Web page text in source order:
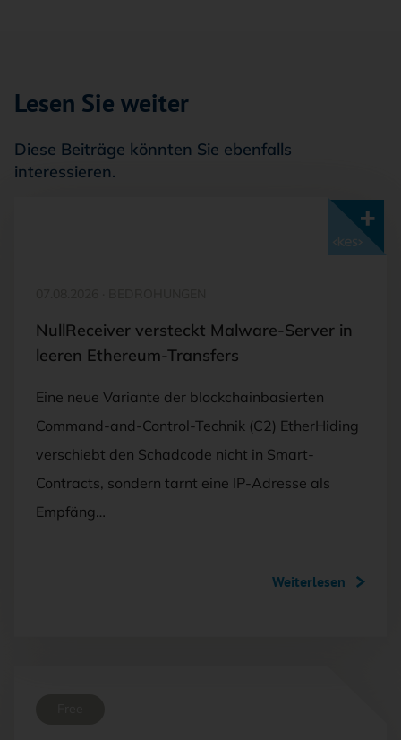
Lesen Sie weiter
Diese Beiträge könnten Sie ebenfalls
interessieren.
NullReceiver versteckt Malware-Server in
leeren Ethereum-Transfers
Eine neue Variante der blockchainbasierten
Command-and-Control-Technik (C2) EtherHiding
verschiebt den Schadcode nicht in Smart-
Contracts, sondern tarnt eine IP-Adresse als
Empfäng…
Weiterlesen